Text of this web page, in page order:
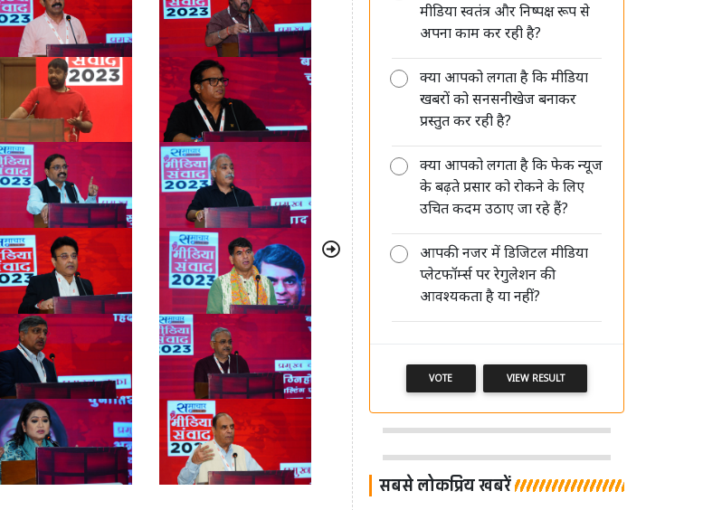
Next
मीडिया की साख बचानी है तो पहले खुद
अपने पेशे का सम्मान करें: आलोक मेहता
अमिश देवगन ने 'नेटवर्क18' को सौंपा
इस्तीफा, कई विकल्पों पर कर रहे मंथन
मीडिया स्वतंत्र और निष्पक्ष रूप से
अपना काम कर रही है?
क्या आपको लगता है कि मीडिया
खबरों को सनसनीखेज बनाकर
प्रस्तुत कर रही है?
क्या आपको लगता है कि फेक न्यूज
के बढ़ते प्रसार को रोकने के लिए
उचित कदम उठाए जा रहे हैं?
आपकी नजर में डिजिटल मीडिया
प्लेटफॉर्म्स पर रेगुलेशन की
आवश्यकता है या नहीं?
VOTE VIEW RESULT
सबसे लोकप्रिय खबरें